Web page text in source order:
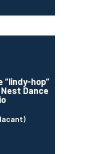
“lindy-hop”
Dance